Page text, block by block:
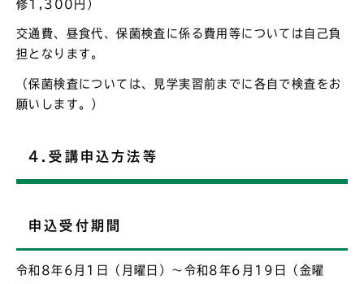
修1,300円）
交通費、昼食代、保菌検査に係る費用等については自己負
担となります。
（保菌検査については、見学実習前までに各自で検査をお
願いします。）
4.受講申込方法等
申込受付期間
令和8年6月1日（月曜日）～令和8年6月19日（金曜